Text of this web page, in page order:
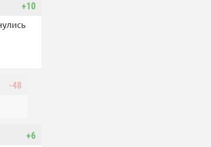
+10
-48
+6